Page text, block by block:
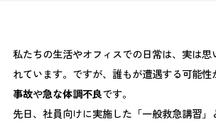
私たちの生活やオフィスでの日常は、実は思
れています。ですが、誰もが遭遇する可能性
事故や急な体調不良です。
先日、社員向けに実施した「一般救急講習」